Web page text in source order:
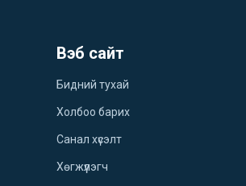
Вэб сайт
Бидний тухай
Холбоо барих
Санал хүсэлт
Хөгжүүлэгч